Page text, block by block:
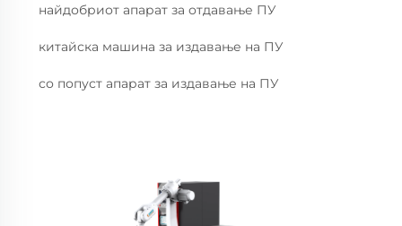
найдобриот апарат за отдавање ПУ
китайска машина за издавање на ПУ
со попуст апарат за издавање на ПУ